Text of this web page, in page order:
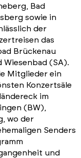
Bad
sowie in
der
das
Brückenau
Wiesenbad (SA).
Mitglieder ein
Konzertsäle
im
(BW),
wo der
Senders
und